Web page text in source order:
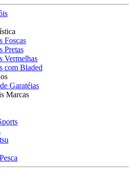
Foscas
Pretas
Vermelhas
com Bladed
Garatéias
Marcas